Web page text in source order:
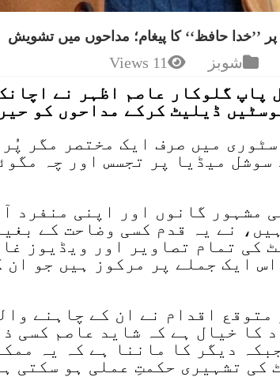
’’خدا حافظ‘‘ کا پیغام؛ مداحوں میں تشویش
شوبز 11 Views
پاپ گلوکار عاصم اظہر نے
ڈیلیٹ کرکے مداحوں کو
میں صرف ایک مختصر مگر
سوشل میڈیا پر تجسس اور چہ
مشہور گانوں اور اپنی منفرد
نے یہ قدم کسی وضاحت کے
کی تمام تصاویر اور ویڈیوز
ایک جملے پر مرکوز ہیں جو ان
متوقع اقدام نے ان کے چاہنے
کا خیال ہے کہ شاید عاصم کسی
دیگر کا ماننا ہے کہ یہ
کی تشہیری حکمتِ عملی ہو سکتی